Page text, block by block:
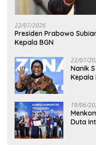
22/07/2026
Presiden Prabowo
Kepala BGN
22/07/
Nanik
Kepala
19/06/
Duta